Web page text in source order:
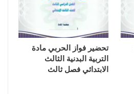
تحضير فواز الحربي مادة
التربية البدنية الثالث
الابتدائي فصل ثالث